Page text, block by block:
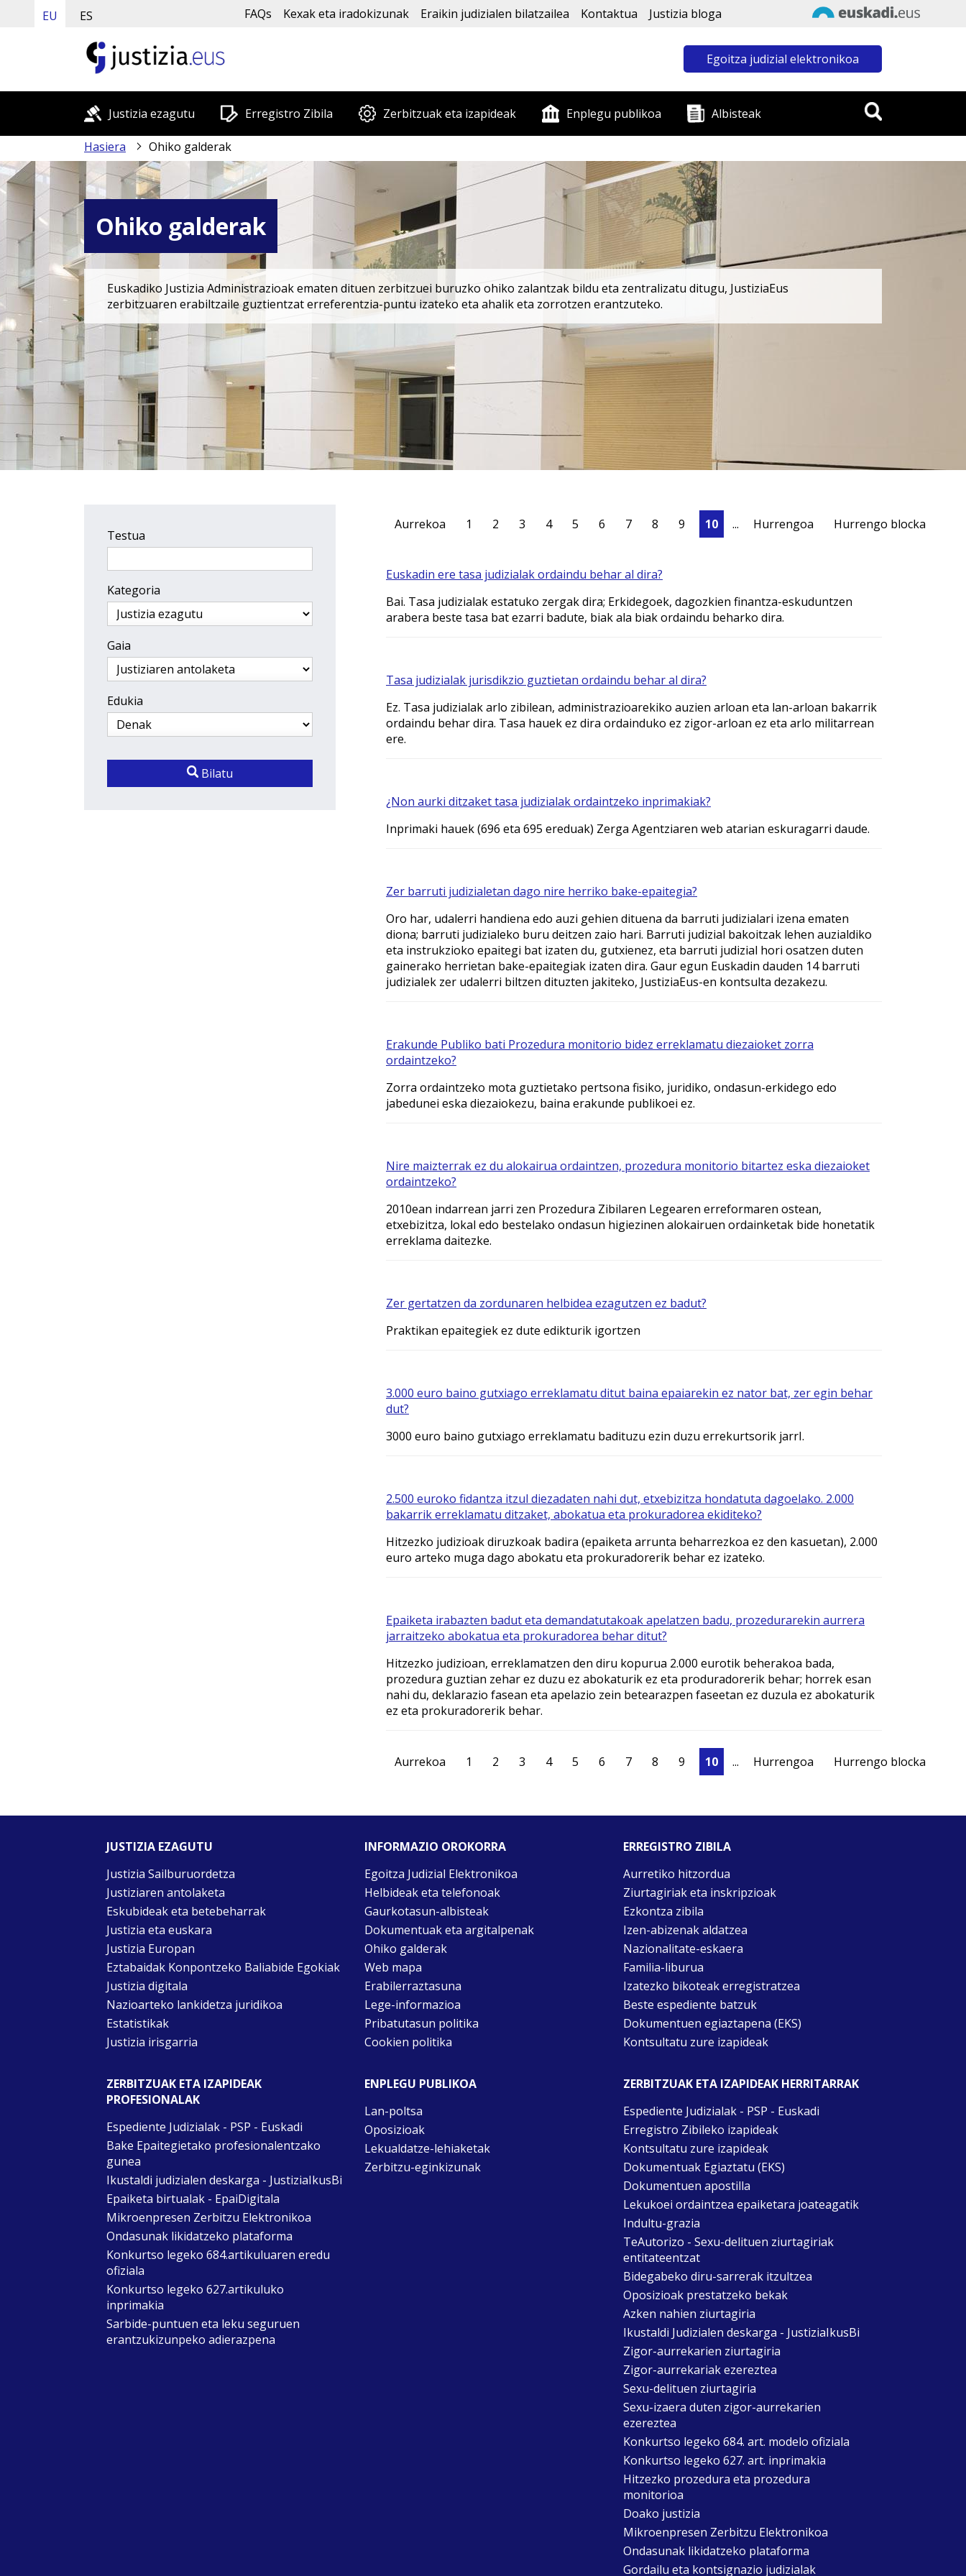
EU ES FAQs Kexak eta iradokizunak Eraikin judizialen bilatzailea Kontaktua Justizia bloga
Egoitza judizial elektronikoa
Justizia ezagutu Erregistro Zibila Zerbitzuak eta izapideak Enplegu publikoa Albisteak
Hasiera Ohiko galderak
Ohiko galderak
Euskadiko Justizia Administrazioak ematen dituen zerbitzuei buruzko ohiko zalantzak bildu eta zentralizatu ditugu, JustiziaEus
zerbitzuaren erabiltzaile guztientzat erreferentzia-puntu izateko eta ahalik eta zorrotzen erantzuteko.
Testua
Kategoria
Gaia
Edukia
Bilatu
Aurrekoa 1 2 3 4 5 6 7 8 9 10 ... Hurrengoa Hurrengo blocka
Euskadin ere tasa judizialak ordaindu behar al dira?
Bai. Tasa judizialak estatuko zergak dira; Erkidegoek, dagozkien finantza-eskuduntzen
arabera beste tasa bat ezarri badute, biak ala biak ordaindu beharko dira.
Tasa judizialak jurisdikzio guztietan ordaindu behar al dira?
Ez. Tasa judizialak arlo zibilean, administrazioarekiko auzien arloan eta lan-arloan bakarrik
ordaindu behar dira. Tasa hauek ez dira ordainduko ez zigor-arloan ez eta arlo militarrean
ere.
¿Non aurki ditzaket tasa judizialak ordaintzeko inprimakiak?
Inprimaki hauek (696 eta 695 ereduak) Zerga Agentziaren web atarian eskuragarri daude.
Zer barruti judizialetan dago nire herriko bake-epaitegia?
Oro har, udalerri handiena edo auzi gehien dituena da barruti judizialari izena ematen
diona; barruti judizialeko buru deitzen zaio hari. Barruti judizial bakoitzak lehen auzialdiko
eta instrukzioko epaitegi bat izaten du, gutxienez, eta barruti judizial hori osatzen duten
gainerako herrietan bake-epaitegiak izaten dira. Gaur egun Euskadin dauden 14 barruti
judizialek zer udalerri biltzen dituzten jakiteko, JustiziaEus-en kontsulta dezakezu.
Erakunde Publiko bati Prozedura monitorio bidez erreklamatu diezaioket zorra
ordaintzeko?
Zorra ordaintzeko mota guztietako pertsona fisiko, juridiko, ondasun-erkidego edo
jabedunei eska diezaiokezu, baina erakunde publikoei ez.
Nire maizterrak ez du alokairua ordaintzen, prozedura monitorio bitartez eska diezaioket
ordaintzeko?
2010ean indarrean jarri zen Prozedura Zibilaren Legearen erreformaren ostean,
etxebizitza, lokal edo bestelako ondasun higiezinen alokairuen ordainketak bide honetatik
erreklama daitezke.
Zer gertatzen da zordunaren helbidea ezagutzen ez badut?
Praktikan epaitegiek ez dute edikturik igortzen
3.000 euro baino gutxiago erreklamatu ditut baina epaiarekin ez nator bat, zer egin behar
dut?
3000 euro baino gutxiago erreklamatu badituzu ezin duzu errekurtsorik jarrI.
2.500 euroko fidantza itzul diezadaten nahi dut, etxebizitza hondatuta dagoelako. 2.000
bakarrik erreklamatu ditzaket, abokatua eta prokuradorea ekiditeko?
Hitzezko judizioak diruzkoak badira (epaiketa arrunta beharrezkoa ez den kasuetan), 2.000
euro arteko muga dago abokatu eta prokuradorerik behar ez izateko.
Epaiketa irabazten badut eta demandatutakoak apelatzen badu, prozedurarekin aurrera
jarraitzeko abokatua eta prokuradorea behar ditut?
Hitzezko judizioan, erreklamatzen den diru kopurua 2.000 eurotik beherakoa bada,
prozedura guztian zehar ez duzu ez abokaturik ez eta produradorerik behar; horrek esan
nahi du, deklarazio fasean eta apelazio zein betearazpen faseetan ez duzula ez abokaturik
ez eta prokuradorerik behar.
Aurrekoa 1 2 3 4 5 6 7 8 9 10 ... Hurrengoa Hurrengo blocka
JUSTIZIA EZAGUTU
Justizia Sailburuordetza
Justiziaren antolaketa
Eskubideak eta betebeharrak
Justizia eta euskara
Justizia Europan
Eztabaidak Konpontzeko Baliabide Egokiak
Justizia digitala
Nazioarteko lankidetza juridikoa
Estatistikak
Justizia irisgarria
INFORMAZIO OROKORRA
Egoitza Judizial Elektronikoa
Helbideak eta telefonoak
Gaurkotasun-albisteak
Dokumentuak eta argitalpenak
Ohiko galderak
Web mapa
Erabilerraztasuna
Lege-informazioa
Pribatutasun politika
Cookien politika
ERREGISTRO ZIBILA
Aurretiko hitzordua
Ziurtagiriak eta inskripzioak
Ezkontza zibila
Izen-abizenak aldatzea
Nazionalitate-eskaera
Familia-liburua
Izatezko bikoteak erregistratzea
Beste espediente batzuk
Dokumentuen egiaztapena (EKS)
Kontsultatu zure izapideak
ZERBITZUAK ETA IZAPIDEAK
PROFESIONALAK
Espediente Judizialak - PSP - Euskadi
Bake Epaitegietako profesionalentzako
gunea
Ikustaldi judizialen deskarga - JustiziaIkusBi
Epaiketa birtualak - EpaiDigitala
Mikroenpresen Zerbitzu Elektronikoa
Ondasunak likidatzeko plataforma
Konkurtso legeko 684.artikuluaren eredu
ofiziala
Konkurtso legeko 627.artikuluko
inprimakia
Sarbide-puntuen eta leku seguruen
erantzukizunpeko adierazpena
ENPLEGU PUBLIKOA
Lan-poltsa
Oposizioak
Lekualdatze-lehiaketak
Zerbitzu-eginkizunak
ZERBITZUAK ETA IZAPIDEAK HERRITARRAK
Espediente Judizialak - PSP - Euskadi
Erregistro Zibileko izapideak
Kontsultatu zure izapideak
Dokumentuak Egiaztatu (EKS)
Dokumentuen apostilla
Lekukoei ordaintzea epaiketara joateagatik
Indultu-grazia
TeAutorizo - Sexu-delituen ziurtagiriak
entitateentzat
Bidegabeko diru-sarrerak itzultzea
Oposizioak prestatzeko bekak
Azken nahien ziurtagiria
Ikustaldi Judizialen deskarga - JustiziaIkusBi
Zigor-aurrekarien ziurtagiria
Zigor-aurrekariak ezereztea
Sexu-delituen ziurtagiria
Sexu-izaera duten zigor-aurrekarien
ezereztea
Konkurtso legeko 684. art. modelo ofiziala
Konkurtso legeko 627. art. inprimakia
Hitzezko prozedura eta prozedura
monitorioa
Doako justizia
Mikroenpresen Zerbitzu Elektronikoa
Ondasunak likidatzeko plataforma
Gordailu eta kontsignazio judizialak